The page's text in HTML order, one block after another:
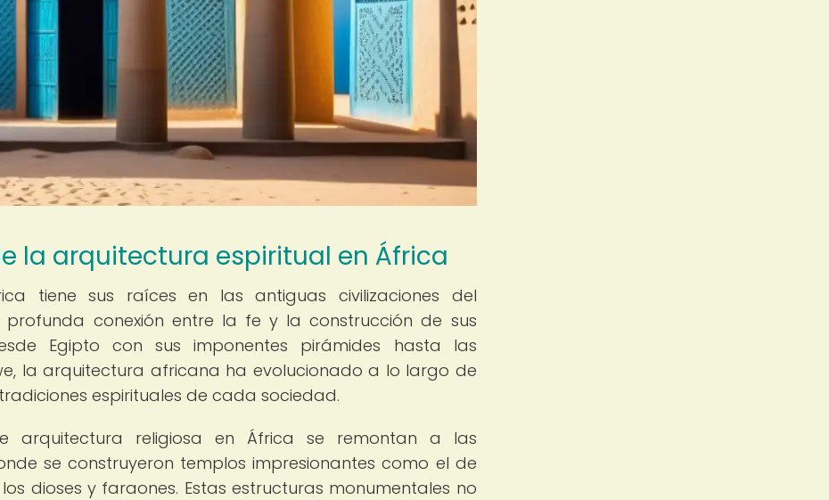
la arquitectura espiritual en África
tiene sus raíces en las antiguas civilizaciones del
conexión entre la fe y la construcción de sus
Egipto con sus imponentes pirámides hasta las
la arquitectura africana ha evolucionado a lo largo de
espirituales de cada sociedad.
arquitectura religiosa en África se remontan a las
se construyeron templos impresionantes como el de
dioses y faraones. Estas estructuras monumentales no